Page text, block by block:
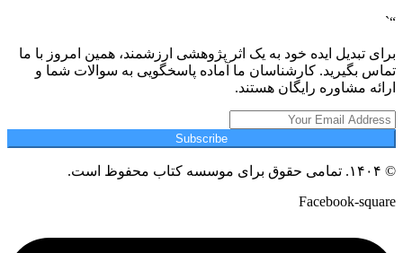
“`
برای تبدیل ایده خود به یک اثر پژوهشی ارزشمند، همین امروز با ما
تماس بگیرید. کارشناسان ما آماده پاسخگویی به سوالات شما و
ارائه مشاوره رایگان هستند.
Subscribe
© ۱۴۰۴. تمامی حقوق برای موسسه کتاب محفوظ است.
Facebook-square